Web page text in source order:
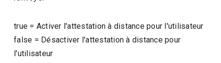
true = Activer l'attestation à distance pour l'utilisateur
false = Désactiver l'attestation à distance pour
l'utilisateur